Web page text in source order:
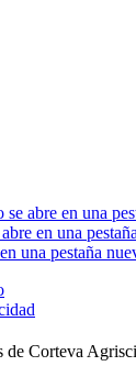
se abre en una
abre en una
una pestaña
de Corteva